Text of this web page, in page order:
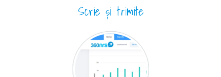
Scrie și trimite